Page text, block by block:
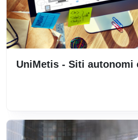
UniMetis - Siti autonomi